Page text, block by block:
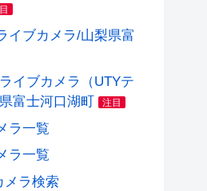
イブカメラ/山梨県富
イブカメラ（UTYテ
富士河口湖町
注目
ラ一覧
ラ一覧
メラ検索